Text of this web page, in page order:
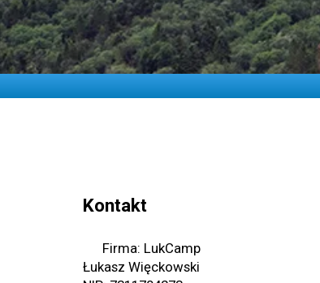
Kontakt
Firma: LukCamp
Łukasz Więckowski